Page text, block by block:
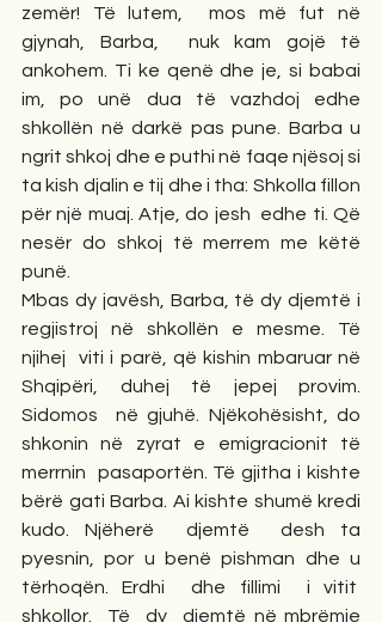
zemër! Të lutem,  mos më fut në
gjynah, Barba,  nuk kam gojë të
ankohem. Ti ke qenë dhe je, si babai
im, po unë dua të vazhdoj edhe
shkollën në darkë pas pune. Barba u
ngrit shkoj dhe e puthi në faqe njësoj si
ta kish djalin e tij dhe i tha: Shkolla fillon
për një muaj. Atje, do jesh  edhe ti. Që
nesër do shkoj të merrem me këtë
punë.
Mbas dy javësh, Barba, të dy djemtë i
regjistroj në shkollën e mesme. Të
njihej  viti i parë, që kishin mbaruar në
Shqipëri, duhej të jepej provim.
Sidomos  në gjuhë. Njëkohësisht, do
shkonin në zyrat e emigracionit të
merrnin  pasaportën. Të gjitha i kishte
bërë gati Barba. Ai kishte shumë kredi
kudo. Njëherë  djemtë  desh ta
pyesnin, por u benë pishman dhe u
tërhoqën. Erdhi  dhe fillimi  i vitit
shkollor.  Të  dy  djemtë në mbrëmje